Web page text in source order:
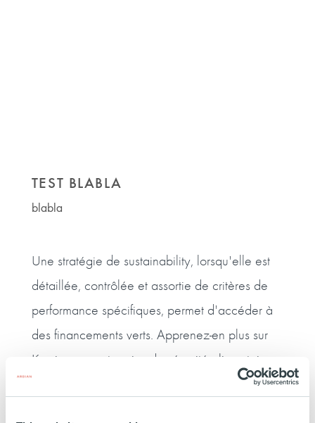
TEST BLABLA
blabla
Une stratégie de sustainability, lorsqu'elle est
détaillée, contrôlée et assortie de critères de
performance spécifiques, permet d'accéder à
des financements verts. Apprenez-en plus sur
Kersia, une entreprise de sécurité alimentaire
détenue par Ardian.